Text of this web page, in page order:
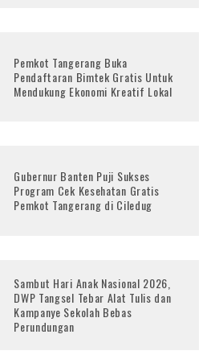
Pemkot Tangerang Buka
Pendaftaran Bimtek Gratis Untuk
Mendukung Ekonomi Kreatif Lokal
Gubernur Banten Puji Sukses
Program Cek Kesehatan Gratis
Pemkot Tangerang di Ciledug
Sambut Hari Anak Nasional 2026,
DWP Tangsel Tebar Alat Tulis dan
Kampanye Sekolah Bebas
Perundungan